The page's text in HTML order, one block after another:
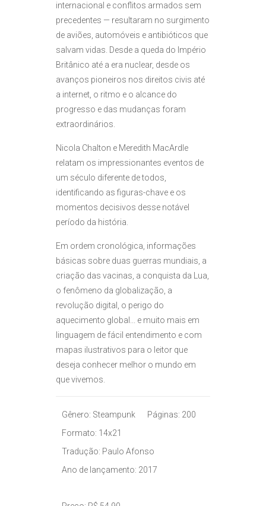
internacional e conflitos armados sem
precedentes — resultaram no surgimento
de aviões, automóveis e antibióticos que
salvam vidas. Desde a queda do Império
Britânico até a era nuclear, desde os
avanços pioneiros nos direitos civis até
a internet, o ritmo e o alcance do
progresso e das mudanças foram
extraordinários.
Nicola Chalton e Meredith MacArdle
relatam os impressionantes eventos de
um século diferente de todos,
identificando as figuras-chave e os
momentos decisivos desse notável
período da história.
Em ordem cronológica, informações
básicas sobre duas guerras mundiais, a
criação das vacinas, a conquista da Lua,
o fenômeno da globalização, a
revolução digital, o perigo do
aquecimento global... e muito mais em
linguagem de fácil entendimento e com
mapas ilustrativos para o leitor que
deseja conhecer melhor o mundo em
que vivemos.
Gênero: Steampunk
Páginas: 200
Formato: 14x21
Tradução: Paulo Afonso
Ano de lançamento: 2017